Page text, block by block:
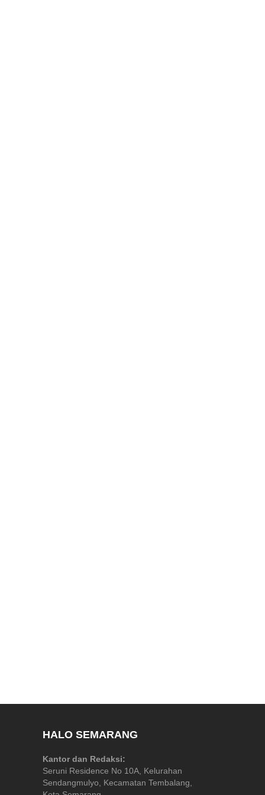
HALO SEMARANG
Kantor dan Redaksi:
Seruni Residence No 10A, Kelurahan
Sendangmulyo, Kecamatan Tembalang,